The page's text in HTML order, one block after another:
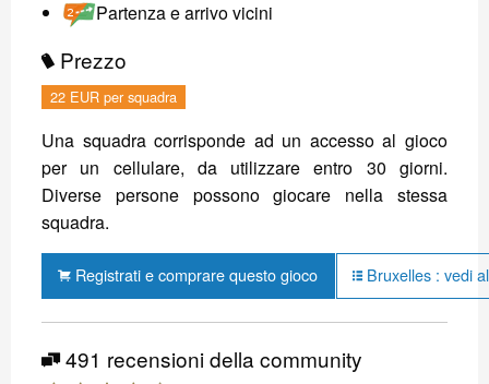
Partenza e arrivo vicini
Prezzo
22 EUR per squadra
Una squadra corrisponde ad un accesso al gioco
per un cellulare, da utilizzare entro 30 giorni.
Diverse persone possono giocare nella stessa
squadra.
Registrati e comprare questo gioco Bruxelles : vedi
491 recensioni della community